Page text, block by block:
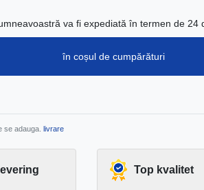
va fi expediată în termen de 24
în coșul de cumpărături
se adauga. livrare
Top kvalitet